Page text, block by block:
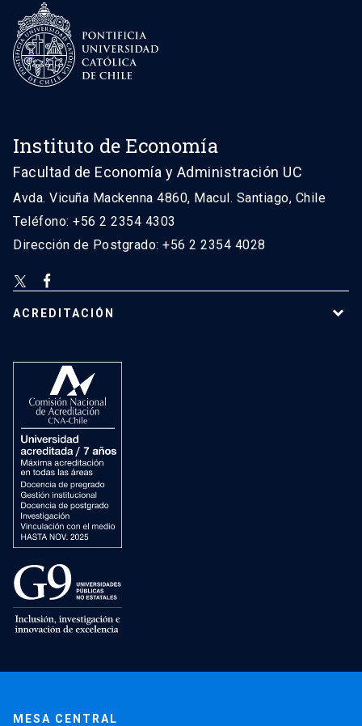
Instituto de Economía
Facultad de Economía y Administración UC
Avda. Vicuña Mackenna 4860, Macul. Santiago, Chile
Teléfono: +56 2 2354 4303
Dirección de Postgrado: +56 2 2354 4028
ACREDITACIÓN
MESA CENTRAL